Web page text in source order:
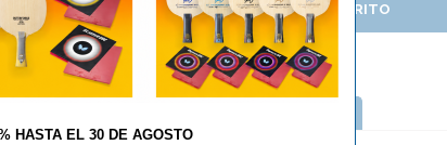
AÑADIR AL CARRITO
HASTA EL 30 DE AGOSTO